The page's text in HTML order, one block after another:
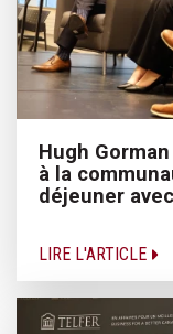
Hugh
à la
déjeuner
LIRE L'ARTICLE